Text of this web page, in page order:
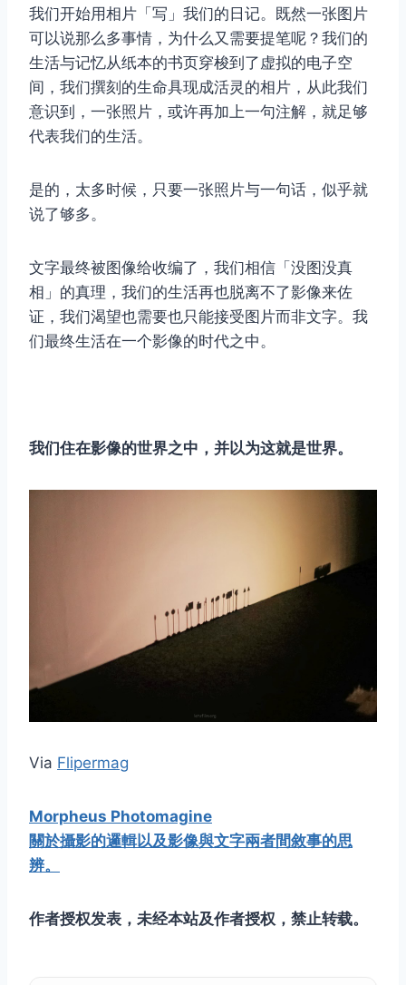
我们开始用相片「写」我们的日记。既然一张图片
可以说那么多事情，为什么又需要提笔呢？我们的
生活与记忆从纸本的书页穿梭到了虚拟的电子空
间，我们撰刻的生命具现成活灵的相片，从此我们
意识到，一张照片，或许再加上一句注解，就足够
代表我们的生活。
是的，太多时候，只要一张照片与一句话，似乎就
说了够多。
文字最终被图像给收编了，我们相信「没图没真
相」的真理，我们的生活再也脱离不了影像来佐
证，我们渴望也需要也只能接受图片而非文字。我
们最终生活在一个影像的时代之中。
我们住在影像的世界之中，并以为这就是世界。
Via Flipermag
Morpheus Photomagine
關於攝影的邏輯以及影像與文字兩者間敘事的思
辨。
作者授权发表，未经本站及作者授权，禁止转载。